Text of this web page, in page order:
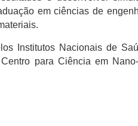
em ciências de
Institutos Nacionais de
para Ciência em